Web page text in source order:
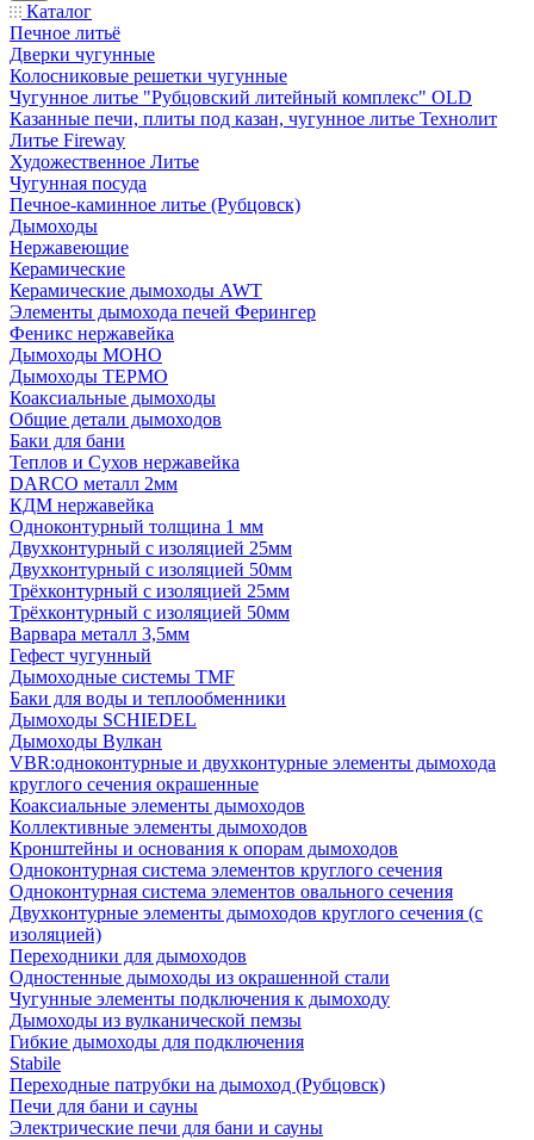
Каталог
Печное литьё
Дверки чугунные
Колосниковые решетки чугунные
Чугунное литье "Рубцовский литейный комплекс" OLD
Казанные печи, плиты под казан, чугунное литье Технолит
Литье Fireway
Художественное Литье
Чугунная посуда
Печное-каминное литье (Рубцовск)
Дымоходы
Нержавеющие
Керамические
Керамические дымоходы AWT
Элементы дымохода печей Ферингер
Феникс нержавейка
Дымоходы МОНО
Дымоходы ТЕРМО
Коаксиальные дымоходы
Общие детали дымоходов
Баки для бани
Теплов и Сухов нержавейка
DARCO металл 2мм
КДМ нержавейка
Одноконтурный толщина 1 мм
Двухконтурный с изоляцией 25мм
Двухконтурный с изоляцией 50мм
Трёхконтурный с изоляцией 25мм
Трёхконтурный с изоляцией 50мм
Варвара металл 3,5мм
Гефест чугунный
Дымоходные системы TMF
Баки для воды и теплообменники
Дымоходы SCHIEDEL
Дымоходы Вулкан
VBR:одноконтурные и двухконтурные элементы дымохода
круглого сечения окрашенные
Коаксиальные элементы дымоходов
Коллективные элементы дымоходов
Кронштейны и основания к опорам дымоходов
Одноконтурная система элементов круглого сечения
Одноконтурная система элементов овального сечения
Двухконтурные элементы дымоходов круглого сечения (с
изоляцией)
Переходники для дымоходов
Одностенные дымоходы из окрашенной стали
Чугунные элементы подключения к дымоходу
Дымоходы из вулканической пемзы
Гибкие дымоходы для подключения
Stabile
Переходные патрубки на дымоход (Рубцовск)
Печи для бани и сауны
Электрические печи для бани и сауны